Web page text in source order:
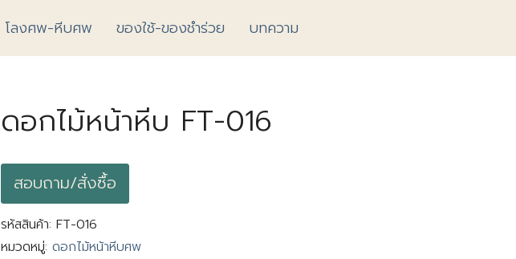
โลงศพ-หีบศพ ของใช้-ของชำร่วย บทความ
ดอกไม้หน้าหีบ FT-016
สอบถาม/สั่งซื้อ
รหัสสินค้า: FT-016
หมวดหมู่: ดอกไม้หน้าหีบศพ